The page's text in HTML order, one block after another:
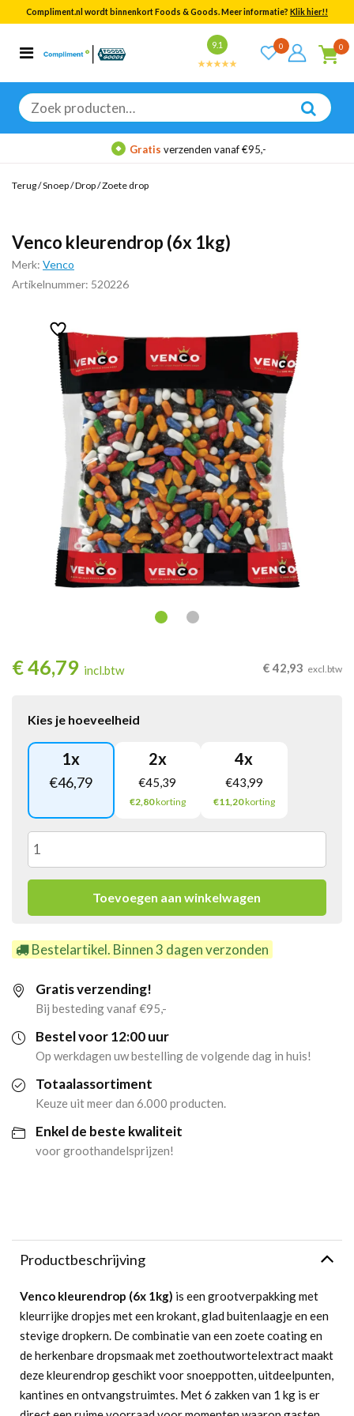
Compliment.nl wordt binnenkort Foods & Goods. Meer informatie? Klik hier!!
9.1 0 0
Zoeken
naar:
Categorieën
Bekijk alle resultaten
Gratisverzenden vanaf €95,-
Terug/Snoep/Drop/Zoete drop
Venco kleurendrop (6x 1kg)
Merk: Venco
Artikelnummer: 520226
€46,79 incl.btw € 42,93 excl.btw
Kies je hoeveelheid
1x
€46,79
2x
€45,39
€2,80korting
4x
€43,99
€11,20korting
Venco
kleurendrop
1kg)
aantal
Toevoegen aan winkelwagen
Bestelartikel. Binnen 3 dagen verzonden
Gratis verzending!
Bij besteding vanaf €95,-
Bestel voor 12:00 uur
Op werkdagen uw bestelling de volgende dag in huis!
Totaalassortiment
Keuze uit meer dan 6.000 producten.
Enkel de beste kwaliteit
voor groothandelsprijzen!
Productbeschrijving
Venco kleurendrop (6x 1kg) is een grootverpakking met
kleurrijke dropjes met een krokant, glad buitenlaagje en een
stevige dropkern. De combinatie van een zoete coating en
de herkenbare dropsmaak met zoethoutwortelextract maakt
deze kleurendrop geschikt voor snoeppotten, uitdeelpunten,
kantines en ontvangstruimtes. Met 6 zakken van 1 kg is er